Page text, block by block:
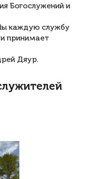
Богослужений и
каждую службу
принимает
Дяур.